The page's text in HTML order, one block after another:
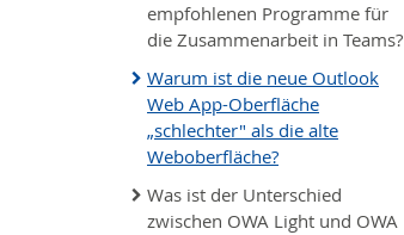
empfohlenen Programme für
die Zusammenarbeit in Teams?
Warum ist die neue Outlook
Web App-Oberfläche
„schlechter" als die alte
Weboberfläche?
Was ist der Unterschied
zwischen OWA Light und OWA